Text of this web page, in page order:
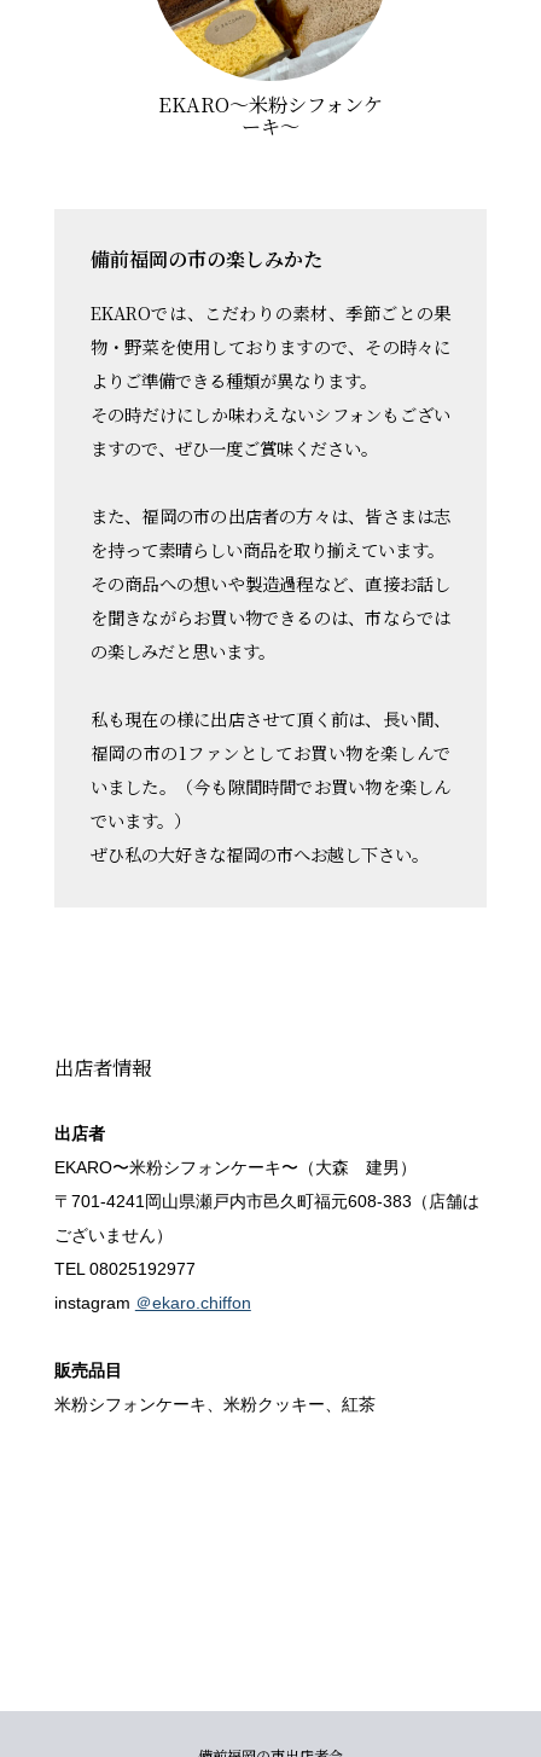
EKARO〜米粉シフォンケ
ーキ〜
備前福岡の市の楽しみかた
EKAROでは、こだわりの素材、季節ごとの果
物・野菜を使用しておりますので、その時々に
よりご準備できる種類が異なります。
その時だけにしか味わえないシフォンもござい
ますので、ぜひ一度ご賞味ください。
また、福岡の市の出店者の方々は、皆さまは志
を持って素晴らしい商品を取り揃えています。
その商品への想いや製造過程など、直接お話し
を聞きながらお買い物できるのは、市ならでは
の楽しみだと思います。
私も現在の様に出店させて頂く前は、長い間、
福岡の市の1ファンとしてお買い物を楽しんで
いました。（今も隙間時間でお買い物を楽しん
でいます。）
ぜひ私の大好きな福岡の市へお越し下さい。
出店者情報
出店者
EKARO〜米粉シフォンケーキ〜（大森 建男）
〒701-4241岡山県瀬戸内市邑久町福元608-383（店舗は
ございません）
TEL 08025192977
instagram ＠ekaro.chiffon
販売品目
米粉シフォンケーキ、米粉クッキー、紅茶